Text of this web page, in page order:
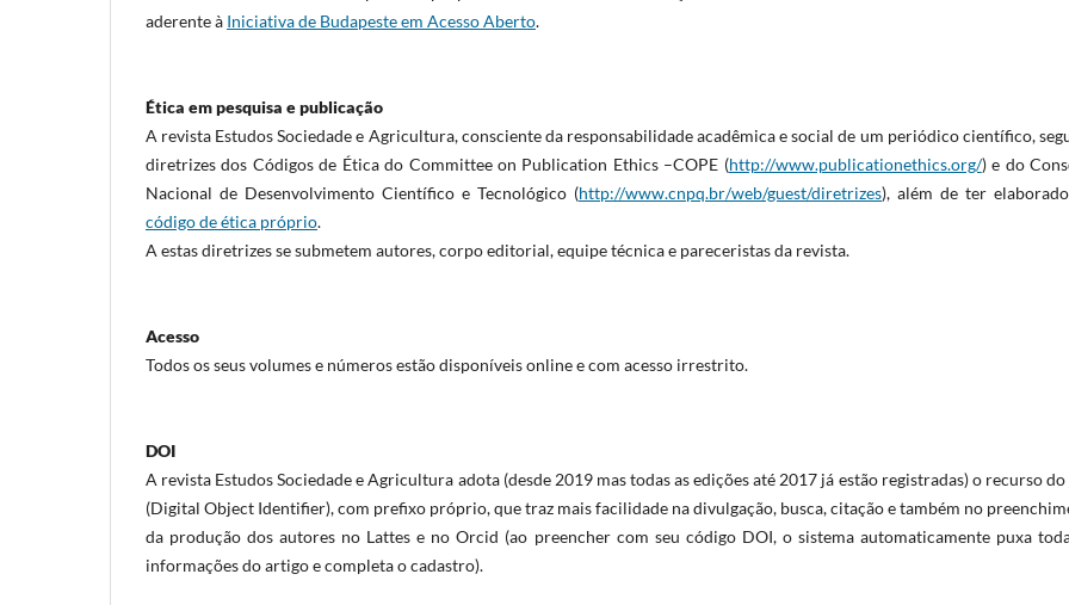
aderente à Iniciativa de Budapeste em Acesso Aberto.
Ética em pesquisa e publicação
A revista Estudos Sociedade e Agricultura, consciente da responsabilidade acadêmica e social de um periódico científico,
diretrizes dos Códigos de Ética do Committee on Publication Ethics –COPE (http://www.publicationethics.org/) e do
Nacional de Desenvolvimento Científico e Tecnológico (http://www.cnpq.br/web/guest/diretrizes), além de ter
código de ética próprio.
A estas diretrizes se submetem autores, corpo editorial, equipe técnica e pareceristas da revista.
Acesso
Todos os seus volumes e números estão disponíveis online e com acesso irrestrito.
DOI
A revista Estudos Sociedade e Agricultura adota (desde 2019 mas todas as edições até 2017 já estão registradas) o recurso do
(Digital Object Identifier), com prefixo próprio, que traz mais facilidade na divulgação, busca, citação e também no
da produção dos autores no Lattes e no Orcid (ao preencher com seu código DOI, o sistema automaticamente puxa
informações do artigo e completa o cadastro).